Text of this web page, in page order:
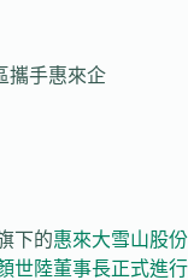
攜手惠來企
下的惠來大雪山股份
世陸董事長正式進行